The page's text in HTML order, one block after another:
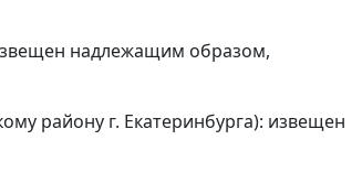
надлежащим образом,
району г. Екатеринбурга): извещен